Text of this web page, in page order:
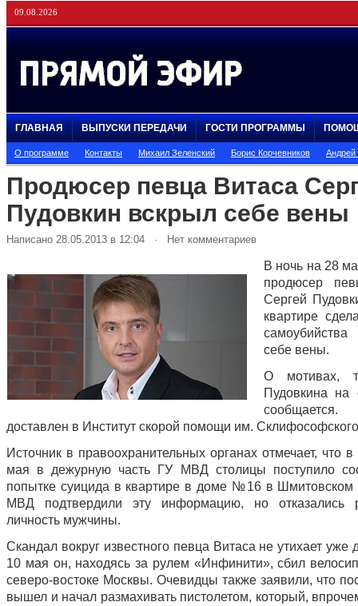
09.08.2026
ГЛАВНАЯ ВЫПУСКИ ПЕРЕДАЧИ ГОСТИ ПРОГРАММЫ
О программе Контакты Михаил Зеленский Борис Корчевников
Продюсер певца Витаса
Пудовкин вскрыл себе вены
Написано 28.05.2013 в 12:04 · Нет комментариев
В ночь на 28
продюсер
Сергей
квартире
себе вены.
О мотивах,
Пудовкина на
доставлен в Институт скорой помощи им.
Источник в правоохранительных органах отмечает, что
мая в дежурную часть ГУ МВД столицы поступило
попытке суицида в квартире в доме №16 в Шмитовском
МВД подтвердили эту информацию, но отказались
личность мужчины.
Скандал вокруг известного певца Витаса не утихает уже
10 мая он, находясь за рулем «Инфинити», сбил
северо-востоке Москвы. Очевидцы также заявили, что
вышел и начал размахивать пистолетом, который,